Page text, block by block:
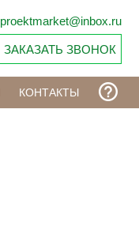
proektmarket@inbox.ru
ЗАКАЗАТЬ ЗВОНОК
КОНТАКТЫ